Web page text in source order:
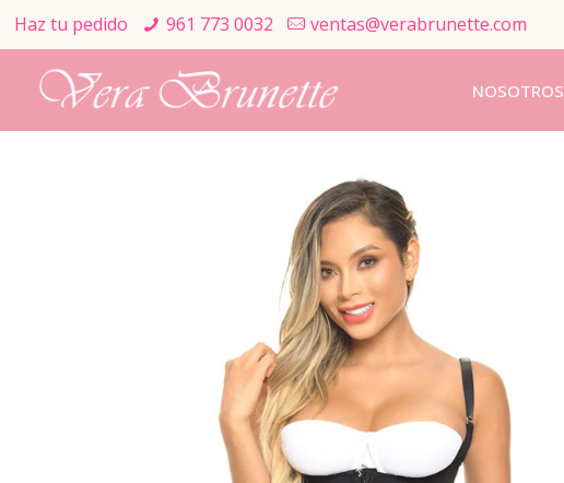
Haz tu pedido 961 773 0032 ventas@verabrunette.com
NOSOTROS